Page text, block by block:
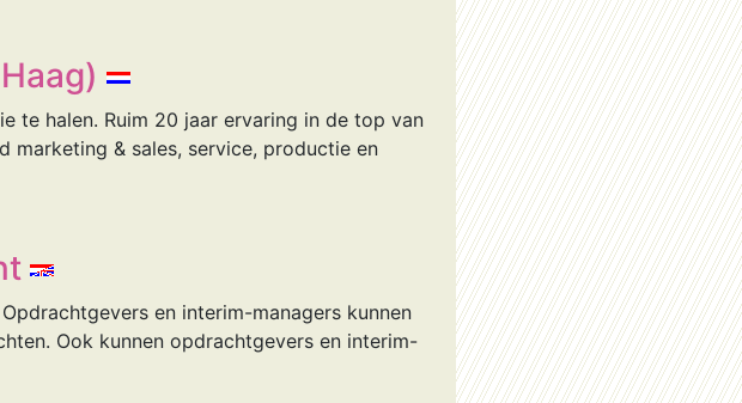
te halen. Ruim 20 jaar ervaring in de top van
marketing & sales, service, productie en
en interim-managers kunnen
Ook kunnen opdrachtgevers en interim-